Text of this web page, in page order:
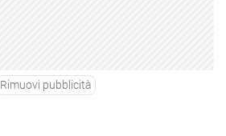
Rimuovi pubblicità